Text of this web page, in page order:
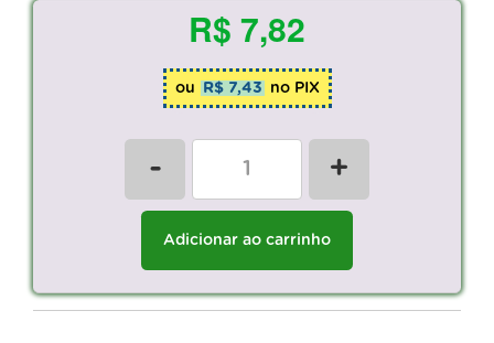
R$ 7,82
ou R$ 7,43 no PIX
- +
Adicionar ao carrinho